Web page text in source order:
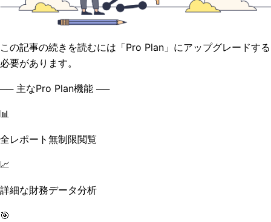
この記事の続きを読むには「Pro Plan」にアップグレードする
必要があります。
── 主なPro Plan機能 ──
📊
全レポート無制限閲覧
📈
詳細な財務データ分析
🎯